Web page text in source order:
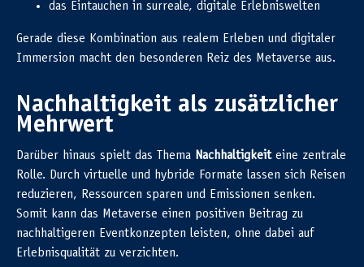
das Eintauchen in surreale, digitale Erlebniswelten
Gerade diese Kombination aus realem Erleben und digitaler
Immersion macht den besonderen Reiz des Metaverse aus.
Nachhaltigkeit als zusätzlicher
Mehrwert
Darüber hinaus spielt das Thema Nachhaltigkeiteine zentrale
Rolle. Durch virtuelle und hybride Formate lassen sich Reisen
reduzieren, Ressourcen sparen und Emissionen senken.
Somit kann das Metaverse einen positiven Beitrag zu
nachhaltigeren Eventkonzepten leisten, ohne dabei auf
Erlebnisqualität zu verzichten.